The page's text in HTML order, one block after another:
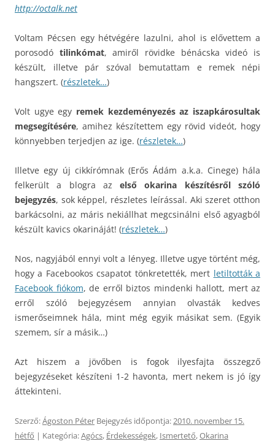
http://octalk.net
Voltam Pécsen egy hétvégére lazulni, ahol is elővettem a
porosodó tilinkómat, amiről rövidke bénácska videó is
készült, illetve pár szóval bemutattam e remek népi
hangszert. (részletek…)
Volt ugye egy remek kezdeményezés az iszapkárosultak
megsegítésére, amihez készítettem egy rövid videót, hogy
könnyebben terjedjen az ige. (részletek…)
Illetve egy új cikkírómnak (Erős Ádám a.k.a. Cinege) hála
felkerült a blogra azelső okarina készítésről szóló
bejegyzés, sok képpel, részletes leírással. Aki szeret otthon
barkácsolni, az máris nekiállhat megcsinálni első agyagból
készült kavics okarináját! (részletek…)
Nos, nagyjából ennyi volt a lényeg. Illetve ugye történt még,
hogy a Facebookos csapatot tönkretették, mert letiltották a
Facebook fiókom, de erről biztos mindenki hallott, mert az
erről szóló bejegyzésem annyian olvasták kedves
ismerőseimnek hála, mint még egyik másikat sem. (Egyik
szemem, sír a másik…)
Azt hiszem a jövőben is fogok ilyesfajta összegző
bejegyzéseket készíteni 1-2 havonta, mert nekem is jó így
áttekinteni.
Szerző:Ágoston Péter Bejegyzés időpontja:2010. november 15.
hétfő | Kategória:Agócs, Érdekességek, Ismertető,Okarina